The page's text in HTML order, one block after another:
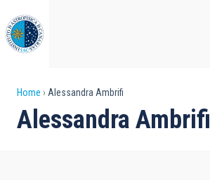
to
main
content
Breadcrumb
Home Alessandra Ambrifi
Alessandra Ambrifi